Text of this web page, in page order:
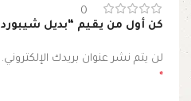
0
كن أول من يقيم “بديل شيبورد R635”
لن يتم نشر عنوان بريدك الإلكتروني.
*